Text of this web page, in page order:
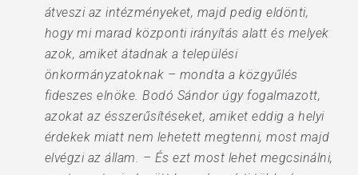
átveszi az intézményeket, majd pedig eldönti,
hogy mi marad központi irányítás alatt és melyek
azok, amiket átadnak a települési
önkormányzatoknak – mondta a közgyűlés
fideszes elnöke. Bodó Sándor úgy fogalmazott,
azokat az ésszerűsítéseket, amiket eddig a helyi
érdekek miatt nem lehetett megtenni, most majd
elvégzi az állam. – És ezt most lehet megcsinálni,